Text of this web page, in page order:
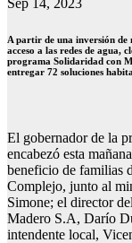
A partir de una inversión de
acceso a las redes de agua,
programa Solidaridad con
entregar 72 soluciones
El gobernador de la
encabezó esta
beneficio de familias
Complejo, junto al
Simone; el director
Madero S.A, Darío
intendente local,